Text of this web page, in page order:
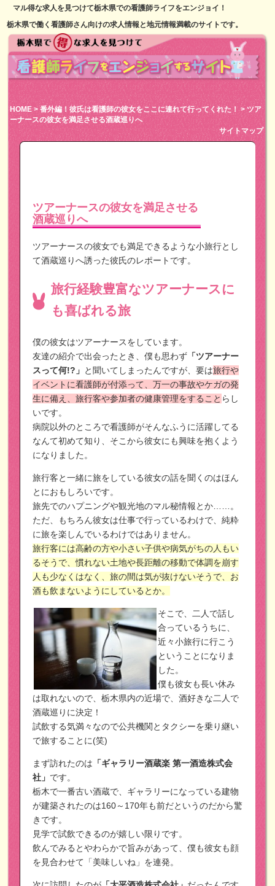
マル得な求人を見つけて栃木県での看護師ライフをエンジョイ！
栃木県で働く看護師さん向けの求人情報と地元情報満載のサイトです。
HOME>番外編！彼氏は看護師の彼女をここに連れて行ってくれた！> ツア
ーナースの彼女を満足させる酒蔵巡りへ
サイトマップ
ツアーナースの彼女を満足させる
酒蔵巡りへ
ツアーナースの彼女でも満足できるような小旅行とし
て酒蔵巡りへ誘った彼氏のレポートです。
旅行経験豊富なツアーナースに
も喜ばれる旅
僕の彼女はツアーナースをしています。
友達の紹介で出会ったとき、僕も思わず 「ツアーナー
スって何!?」 と聞いてしまったんですが、要は旅行や
イベントに看護師が付添って、万一の事故やケガの発
生に備え、旅行客や参加者の健康管理をすること らし
いです。
病院以外のところで看護師がそんなふうに活躍してる
なんて初めて知り、そこから彼女にも興味を抱くよう
になりました。
旅行客と一緒に旅をしている彼女の話を聞くのはほん
とにおもしろいです。
旅先でのハプニングや観光地のマル秘情報とか……。
ただ、もちろん彼女は仕事で行っているわけで、純粋
に旅を楽しんでいるわけではありません。
旅行客には高齢の方や小さい子供や病気がちの人もい
るそうで、慣れない土地や長距離の移動で体調を崩す
人も少なくはなく、旅の間は気が抜けないそうで、お
酒も飲まないようにしているとか。
そこで、二人で話し
合っているうちに、
近々小旅行に行こう
ということになりま
した。
僕も彼女も長い休み
は取れないので、栃木県内の近場で、酒好きな二人で
酒蔵巡りに決定！
試飲する気満々なので公共機関とタクシーを乗り継い
で旅することに(笑)
まず訪れたのは 「ギャラリー酒蔵楽 第一酒造株式会
社」 です。
栃木で一番古い酒蔵で、ギャラリーになっている建物
が建築されたのは160～170年も前だというのだから驚
きです。
見学で試飲できるのが嬉しい限りです。
飲んでみるとやわらかで旨みがあって、僕も彼女も顔
を見合わせて「美味しいね」を連発。